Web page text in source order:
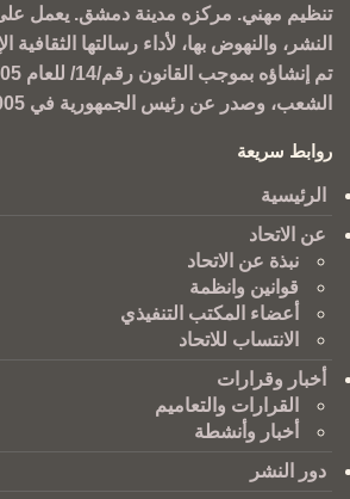
تنظيم مهني. مركزه مدينة دمشق. يعمل
النشر، والنهوض بها، لأداء رسالتها الثقافية
الشعب، وصدر عن رئيس الجمهورية في 26/5/2005
روابط سريعة
الرئيسية
عن الاتحاد
نبذة عن الاتحاد
قوانين وانظمة
أعضاء المكتب التنفيذي
الانتساب للاتحاد
أخبار وقرارات
القرارات والتعاميم
أخبار وأنشطة
دور النشر